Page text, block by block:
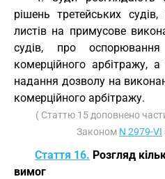
рішень третейських
листів на примусове
судів, про
комерційного арбітражу,
надання дозволу на
комерційного арбітражу.
( Статтю 15 доповнено
Законом N 2979-VI
Стаття 16. Розгляд
вимог